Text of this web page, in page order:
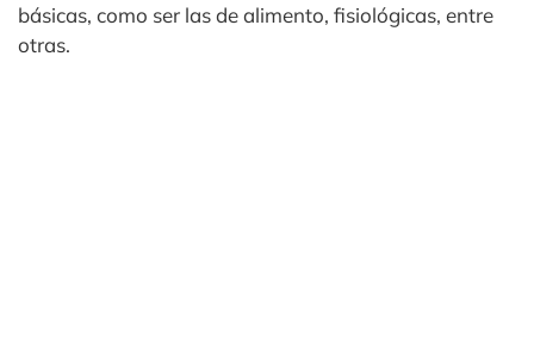
básicas, como ser las de alimento, fisiológicas, entre
otras.